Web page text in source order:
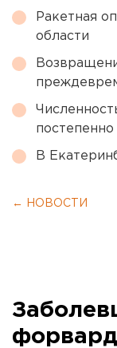
Ракетная
области
В
← НОВОСТИ